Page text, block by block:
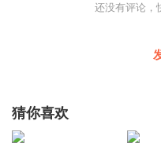
还没有评论，
猜你喜欢